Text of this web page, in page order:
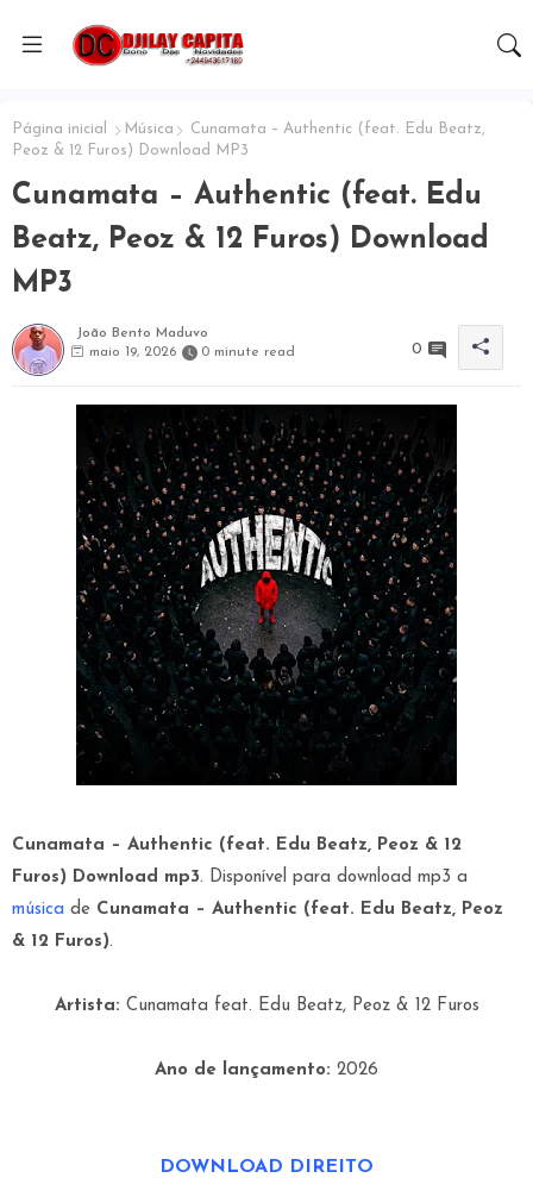
Página inicial Música
Cunamata – Authentic (feat. Edu Beatz,
Peoz & 12 Furos) Download MP3
Cunamata – Authentic (feat. Edu
Beatz, Peoz & 12 Furos) Download
MP3
João Bento Maduvo
maio 19, 2026
0 minute read 0
Cunamata – Authentic (feat. Edu Beatz, Peoz & 12
Furos) Download mp3. Disponível para download mp3 a
música de Cunamata – Authentic (feat. Edu Beatz, Peoz
& 12 Furos).
Artista: Cunamata feat. Edu Beatz, Peoz & 12 Furos
Ano de lançamento: 2026
DOWNLOAD DIREITO